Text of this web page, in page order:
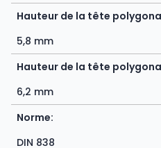
Hauteur de la tête
5,8 mm
Hauteur de la tête
6,2 mm
Norme:
DIN 838